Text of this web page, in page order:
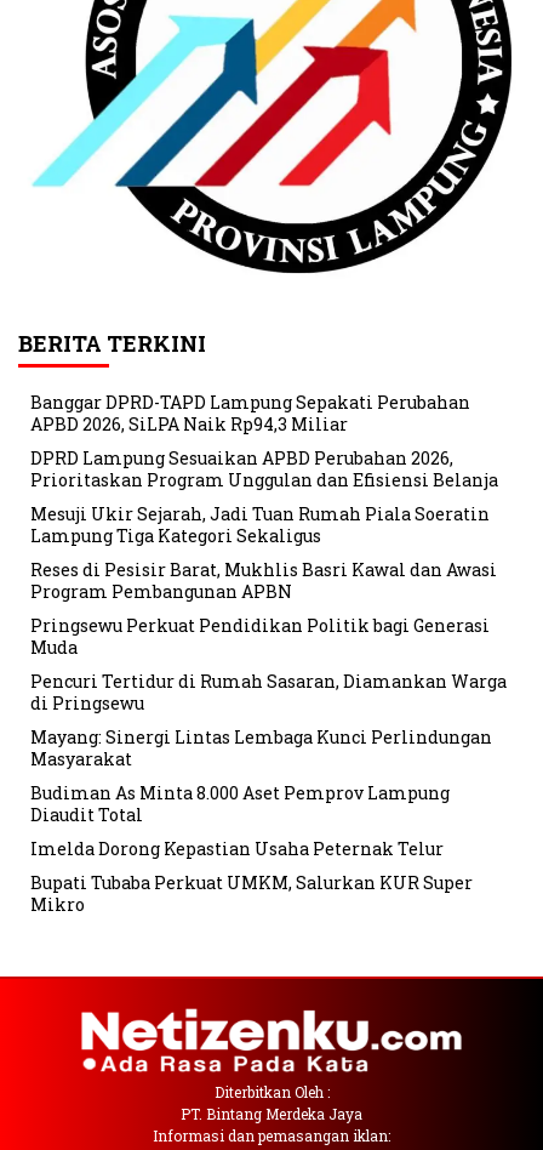
BERITA TERKINI
Banggar DPRD-TAPD Lampung Sepakati Perubahan
APBD 2026, SiLPA Naik Rp94,3 Miliar
DPRD Lampung Sesuaikan APBD Perubahan 2026,
Prioritaskan Program Unggulan dan Efisiensi Belanja
Mesuji Ukir Sejarah, Jadi Tuan Rumah Piala Soeratin
Lampung Tiga Kategori Sekaligus
Reses di Pesisir Barat, Mukhlis Basri Kawal dan Awasi
Program Pembangunan APBN
Pringsewu Perkuat Pendidikan Politik bagi Generasi
Muda
Pencuri Tertidur di Rumah Sasaran, Diamankan Warga
di Pringsewu
Mayang: Sinergi Lintas Lembaga Kunci Perlindungan
Masyarakat
Budiman As Minta 8.000 Aset Pemprov Lampung
Diaudit Total
Imelda Dorong Kepastian Usaha Peternak Telur
Bupati Tubaba Perkuat UMKM, Salurkan KUR Super
Mikro
Diterbitkan Oleh :
PT. Bintang Merdeka Jaya
Informasi dan pemasangan iklan: